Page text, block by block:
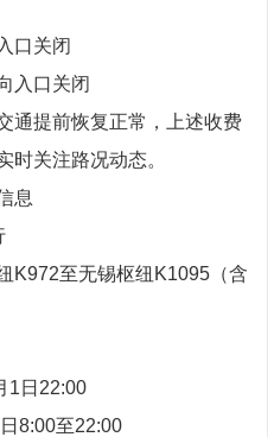
口关闭
口关闭
提前恢复正常，上述收费
时关注路况动态。
息
至无锡枢纽K1095（含
日22:00
8:00至22:00